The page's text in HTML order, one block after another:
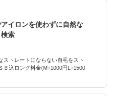
イロンを使わずに自然な
索
ストレートにならない自毛をスト
Ｂ込ロング料金(M+1000円L+1500